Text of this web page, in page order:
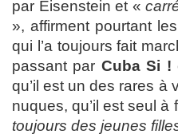
par Eisenstein et «
», affirment pourtant
qui l’a toujours fait
passant par Cuba Si !
qu’il est un des rares à
nuques, qu’il est seul à
toujours des jeunes